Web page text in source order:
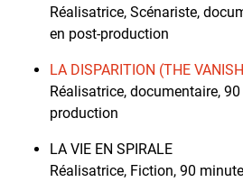
Réalisatrice, Scénariste,
en post-production
LA DISPARITION (THE
Réalisatrice, documentaire,
production
LA VIE EN SPIRALE
Réalisatrice, Fiction, 90